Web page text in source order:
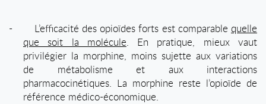
- L’efficacité des opioïdes forts est comparable quelle
que soit la molécule. En pratique, mieux vaut
privilégier la morphine, moins sujette aux variations
de métabolisme et aux interactions
pharmacocinétiques. La morphine reste l’opioïde de
référence médico-économique.